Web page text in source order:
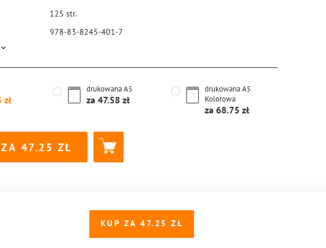
125 str.
978-83-8245-401-7
drukowanaA5
za 47.58
drukowanaA5
Kolorowa
za 68.75
47.25
KUP ZA 47.25